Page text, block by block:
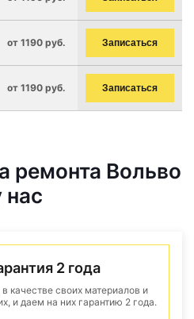
от 1190 руб. Записаться
от 1190 руб. Записаться
ремонта Вольво
нас
2 года
качестве своих материалов и
и даем на них гарантию 2 года.